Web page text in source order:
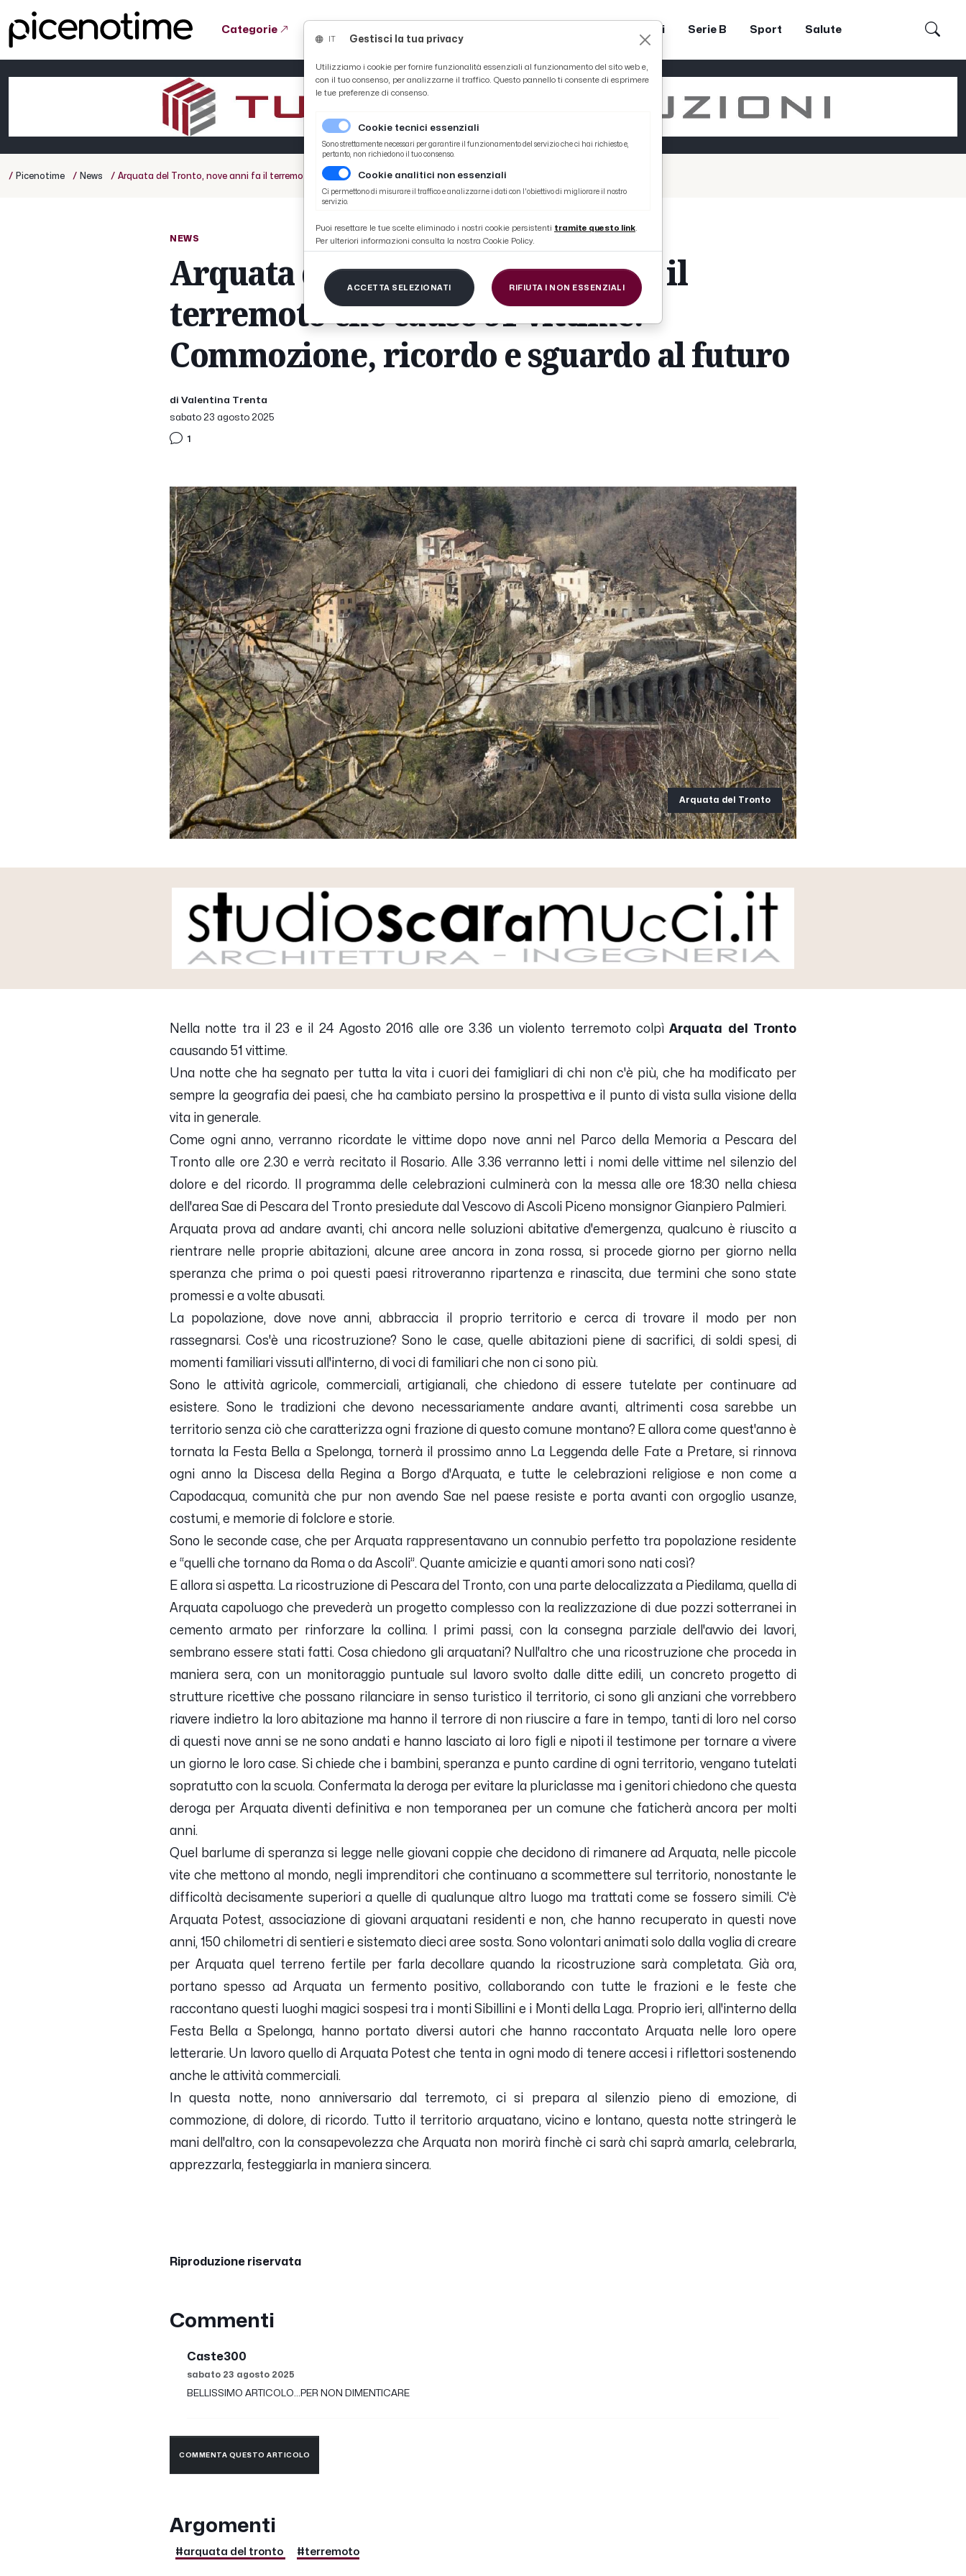
Categorie Coppa Teodori Serie B Sport Salute
/ Picenotime / News / Arquata del Tronto, nove anni fa il terremoto che causò 51 vittime. Commozione, ricordo e sguardo al futuro
NEWS
Arquata del Tronto, nove anni fa il
terremoto che causò 51 vittime.
Commozione, ricordo e sguardo al futuro
di Valentina Trenta
sabato 23 agosto 2025
1
Arquata del Tronto
Nella notte tra il 23 e il 24 Agosto 2016 alle ore 3.36 un violento terremoto colpìArquata del Tronto
causando 51 vittime.
Una notte che ha segnato per tutta la vita i cuori dei famigliari di chi non c'è più, che ha modificato per
sempre la geografia dei paesi, che ha cambiato persino la prospettiva e il punto di vista sulla visione della
vita in generale.
Come ogni anno, verranno ricordate le vittime dopo nove anni nel Parco della Memoria a Pescara del
Tronto alle ore 2.30 e verrà recitato il Rosario. Alle 3.36 verranno letti i nomi delle vittime nel silenzio del
dolore e del ricordo. Il programma delle celebrazioni culminerà con la messa alle ore 18:30 nella chiesa
dell'area Sae di Pescara del Tronto presiedute dal Vescovo di Ascoli Piceno monsignor Gianpiero Palmieri.
Arquata prova ad andare avanti, chi ancora nelle soluzioni abitative d'emergenza, qualcuno è riuscito a
rientrare nelle proprie abitazioni, alcune aree ancora in zona rossa, si procede giorno per giorno nella
speranza che prima o poi questi paesi ritroveranno ripartenza e rinascita, due termini che sono state
promessi e a volte abusati.
La popolazione, dove nove anni, abbraccia il proprio territorio e cerca di trovare il modo per non
rassegnarsi. Cos'è una ricostruzione? Sono le case, quelle abitazioni piene di sacrifici, di soldi spesi, di
momenti familiari vissuti all'interno, di voci di familiari che non ci sono più.
Sono le attività agricole, commerciali, artigianali, che chiedono di essere tutelate per continuare ad
esistere. Sono le tradizioni che devono necessariamente andare avanti, altrimenti cosa sarebbe un
territorio senza ciò che caratterizza ogni frazione di questo comune montano? E allora come quest'anno è
tornata la Festa Bella a Spelonga, tornerà il prossimo anno La Leggenda delle Fate a Pretare, si rinnova
ogni anno la Discesa della Regina a Borgo d'Arquata, e tutte le celebrazioni religiose e non come a
Capodacqua, comunità che pur non avendo Sae nel paese resiste e porta avanti con orgoglio usanze,
costumi, e memorie di folclore e storie.
Sono le seconde case, che per Arquata rappresentavano un connubio perfetto tra popolazione residente
e “quelli che tornano da Roma o da Ascoli”. Quante amicizie e quanti amori sono nati così?
E allora si aspetta. La ricostruzione di Pescara del Tronto, con una parte delocalizzata a Piedilama, quella di
Arquata capoluogo che prevederà un progetto complesso con la realizzazione di due pozzi sotterranei in
cemento armato per rinforzare la collina. I primi passi, con la consegna parziale dell'avvio dei lavori,
sembrano essere stati fatti. Cosa chiedono gli arquatani? Null'altro che una ricostruzione che proceda in
maniera sera, con un monitoraggio puntuale sul lavoro svolto dalle ditte edili, un concreto progetto di
strutture ricettive che possano rilanciare in senso turistico il territorio, ci sono gli anziani che vorrebbero
riavere indietro la loro abitazione ma hanno il terrore di non riuscire a fare in tempo, tanti di loro nel corso
di questi nove anni se ne sono andati e hanno lasciato ai loro figli e nipoti il testimone per tornare a vivere
un giorno le loro case. Si chiede che i bambini, speranza e punto cardine di ogni territorio, vengano tutelati
sopratutto con la scuola. Confermata la deroga per evitare la pluriclasse ma i genitori chiedono che questa
deroga per Arquata diventi definitiva e non temporanea per un comune che faticherà ancora per molti
anni.
Quel barlume di speranza si legge nelle giovani coppie che decidono di rimanere ad Arquata, nelle piccole
vite che mettono al mondo, negli imprenditori che continuano a scommettere sul territorio, nonostante le
difficoltà decisamente superiori a quelle di qualunque altro luogo ma trattati come se fossero simili. C'è
Arquata Potest, associazione di giovani arquatani residenti e non, che hanno recuperato in questi nove
anni, 150 chilometri di sentieri e sistemato dieci aree sosta. Sono volontari animati solo dalla voglia di creare
per Arquata quel terreno fertile per farla decollare quando la ricostruzione sarà completata. Già ora,
portano spesso ad Arquata un fermento positivo, collaborando con tutte le frazioni e le feste che
raccontano questi luoghi magici sospesi tra i monti Sibillini e i Monti della Laga. Proprio ieri, all'interno della
Festa Bella a Spelonga, hanno portato diversi autori che hanno raccontato Arquata nelle loro opere
letterarie. Un lavoro quello di Arquata Potest che tenta in ogni modo di tenere accesi i riflettori sostenendo
anche le attività commerciali.
In questa notte, nono anniversario dal terremoto, ci si prepara al silenzio pieno di emozione, di
commozione, di dolore, di ricordo. Tutto il territorio arquatano, vicino e lontano, questa notte stringerà le
mani dell'altro, con la consapevolezza che Arquata non morirà finchè ci sarà chi saprà amarla, celebrarla,
apprezzarla, festeggiarla in maniera sincera.
Riproduzione riservata
Commenti
Caste300
sabato 23 agosto 2025
BELLISSIMO ARTICOLO...PER NON DIMENTICARE
COMMENTA QUESTO ARTICOLO
Argomenti
#arquata del tronto #terremoto
Gestisci la tua privacy
Utilizziamo i cookie per fornire funzionalità essenziali al funzionamento del sito web e,
con il tuo consenso, per analizzarne il traffico. Questo pannello ti consente di esprimere
le tue preferenze di consenso.
Cookie tecnici essenziali
Sono strettamente necessari per garantire il funzionamento del servizio che ci hai richiesto e,
pertanto, non richiedono il tuo consenso.
Cookie analitici non essenziali
Ci permettono di misurare il traffico e analizzarne i dati con l'obiettivo di migliorare il nostro
servizio.
Puoi resettare le tue scelte eliminado i nostri cookie persistenti tramite questo link.
Per ulteriori informazioni consulta la nostra Cookie Policy.
ACCETTA SELEZIONATI RIFIUTA I NON ESSENZIALI